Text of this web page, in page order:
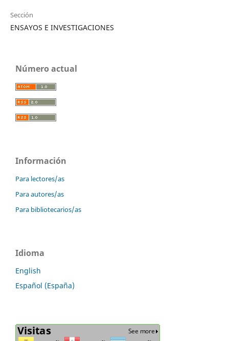
Sección
ENSAYOS E INVESTIGACIONES
Número actual
Información
Para lectores/as
Para autores/as
Para bibliotecarios/as
Idioma
English
Español (España)